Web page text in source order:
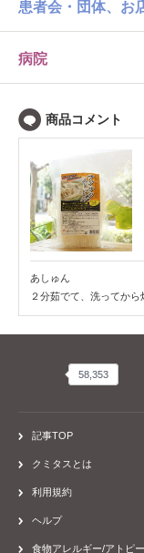
レシピ
患者会・団体、お店
病院
記事TOP
クミタスとは